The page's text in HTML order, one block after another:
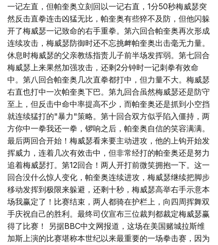
一记左直，但帕奎奥立刻回以一记右直，1分50秒梅威瑟突
然反击直拳连击凶猛无比，帕奎奥有些猝不及防，但他闪躲
开了梅威瑟一记致命的右手重拳。第六回合帕奎奥再次形成
连续攻击，梅威瑟防御时还不忘挑衅帕奎奥出击毫无力量。
休息时梅威瑟的父亲教练指责儿子前半场发挥弱。第七回合
梅威瑟上来果然加强攻击，还剩2分钟时一记刺拳有效命
中。第八回合帕奎奥几次直拳都打中，但力量不大。梅威瑟
右直也打中一次帕奎奥下巴。第九回合虽然梅威瑟还是防守
至上，但反击中命中率提高不少，而帕奎奥还是抓到小空挡
就连续猛打的"暴力"策略。第十回合双方似乎陷入僵持，两
方你中一拳我还一拳，锣响之后，帕奎奥自信的笑容满满。
最后两回合开始！梅威瑟看来要主动进攻，他的上钩开始发
挥威力，连着几次有效击中，但非常经打的帕奎奥还是努力
追着梅威瑟打。第12回合！两人开打前微笑拥抱一下。这一
回合没什么惊人变化，帕奎奥连续进攻，梅威瑟继续把脚步
移动发挥到极限来躲避，还剩十秒，梅威瑟高举右手示意本
场我赢定了！比赛结束，两人都骑在护栏上，向四周挥舞双
手庆祝自己的胜利。最终司仪宣布三位裁判都裁定梅威瑟赢
得了比赛！ 另据BBC中文网报道，这场在美国赌城拉斯维
加斯上演的比赛堪称本世纪以来最重要的一场拳击赛，因为